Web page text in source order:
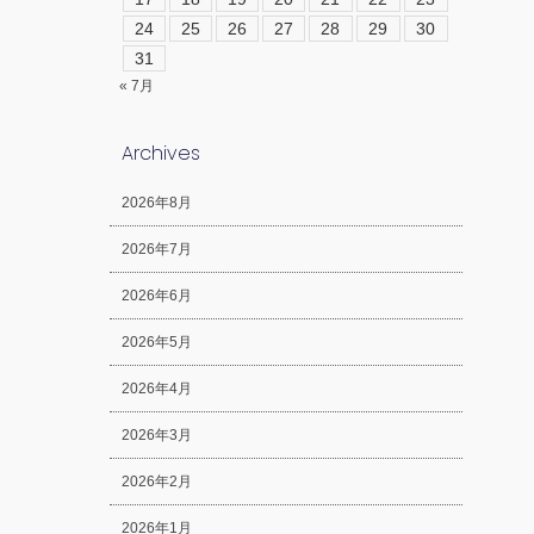
24
25 26 27 28 29
30
31
« 7月
Archives
2026年8月
2026年7月
2026年6月
2026年5月
2026年4月
2026年3月
2026年2月
2026年1月